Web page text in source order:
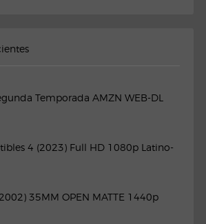
Temporada AMZN WEB-DL
4 (2023) Full HD 1080p Latino-
35MM OPEN MATTE 1440p